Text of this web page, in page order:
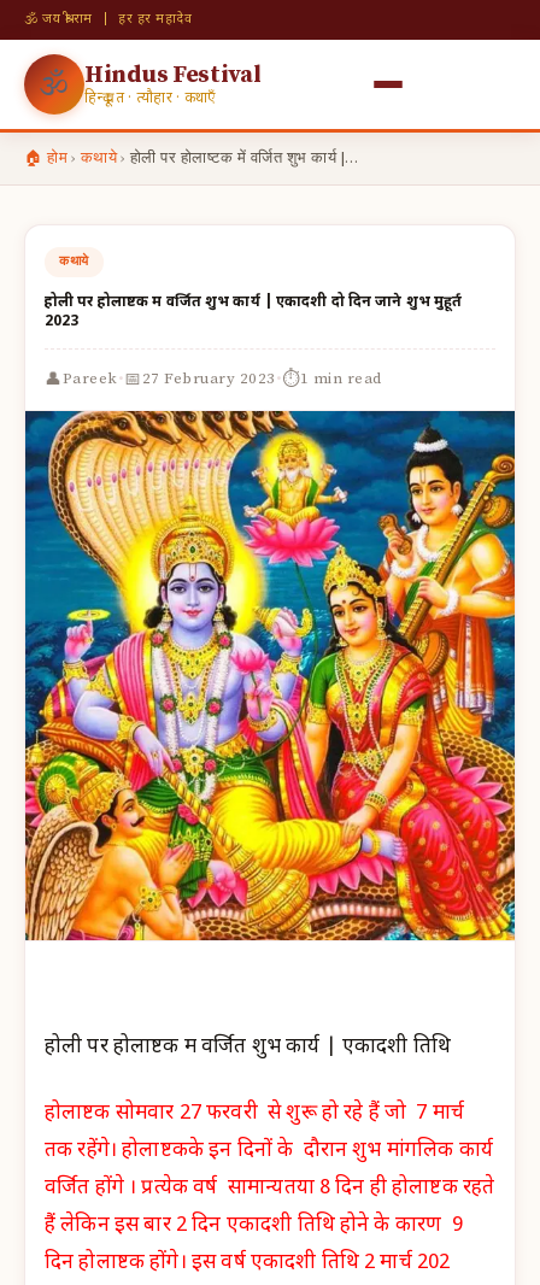
🕉 जय श्री राम | हर हर महादेव
🕉 Hindus Festival
हिन्दू व्रत · त्यौहार · कथाएँ
🏠 होम› कथाये› होली पर होलाष्टक में वर्जित शुभ कार्य |…
कथाये
होली पर होलाष्टक में वर्जित शुभ कार्य | एकादशी दो दिन जाने शुभ मुहूर्त
2023
👤Pareek·📅27 February 2023·⏱1 min read
होली पर होलाष्टक में वर्जित शुभ कार्य | एकादशी तिथि
होलाष्टक सोमवार 27 फरवरी से शुरू हो रहे हैं जो 7 मार्च
तक रहेंगे। होलाष्टकके इन दिनों के दौरान शुभ मांगलिक कार्य
वर्जित होंगे । प्रत्येक वर्ष सामान्यतया 8 दिन ही होलाष्टक रहते
हैं लेकिन इस बार 2 दिन एकादशी तिथि होने के कारण 9
दिन होलाष्टक होंगे। इस वर्ष एकादशी तिथि 2 मार्च 202